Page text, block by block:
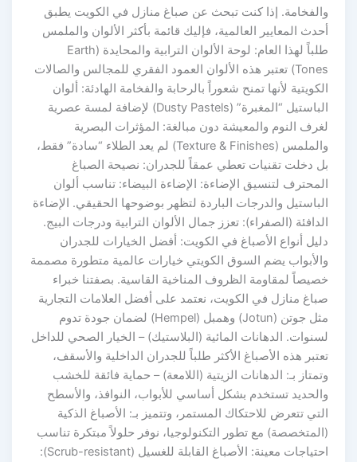
والفخامة. إذا كنت تبحث عن صباغ منازل في الكويت يطبق
أحدث المعايير العالمية، فإليك قائمة بأكثر الألوان والملمس
طلباً لهذا العام: لوحة الألوان الترابية والمحايدة (Earth
Tones) تعتبر هذه الألوان العمود الفقري للمجالس والصالات
الكويتية لأنها تمنح شعوراً بالرحابة والفخامة الهادئة: ألوان
الباستيل “المغبرة” (Dusty Pastels) لإضافة لمسة عصرية
لغرف النوم والمعيشة دون مبالغة: المؤثرات البصرية
والملمس (Texture & Finishes) لم يعد الطلاء “سادة” فقط،
بل دخلت تقنيات تعطي عمقاً للجدران: نصيحة الصباغ
المحترف لتنسيق الإضاءة: الإضاءة البيضاء: تناسب ألوان
الباستيل والدرجات الباردة لتظهر بوضوحها الحقيقي. الإضاءة
الدافئة (الصفراء): تعزز جمال الألوان الترابية ودرجات البيج.
دليل أنواع الأصباغ في الكويت: أفضل الخيارات للجدران
والأبواب يضم السوق الكويتي خيارات عالمية متطورة مصممة
خصيصاً لمقاومة الظروف المناخية القاسية. بصفتنا خبراء
صباغ منازل في الكويت، نعتمد على أفضل العلامات التجارية
مثل جوتن (Jotun) وهمبل (Hempel) لضمان جودة تدوم
لسنوات. الدهانات المائية (البلاستيك) – الخيار الصحي للداخل
تعتبر هذه الأصباغ الأكثر طلباً للجدران الداخلية والأسقف،
وتمتاز بـ: الدهانات الزيتية (اللامعة) – حماية فائقة للخشب
والحديد تستخدم بشكل أساسي للأبواب، النوافذ، والأسطح
التي تتعرض للاحتكاك المستمر، وتتميز بـ: الأصباغ الذكية
(المتخصصة) مع تطور التكنولوجيا، نوفر حلولاً مبتكرة تناسب
احتياجات معينة: الأصباغ القابلة للغسيل (Scrub-resistant):